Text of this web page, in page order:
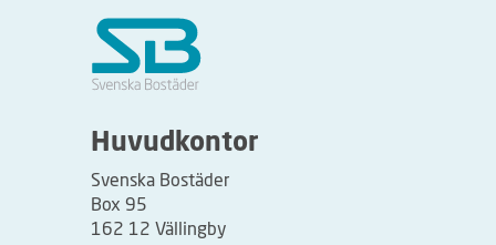
Huvudkontor
Svenska Bostäder
Box 95
162 12 Vällingby